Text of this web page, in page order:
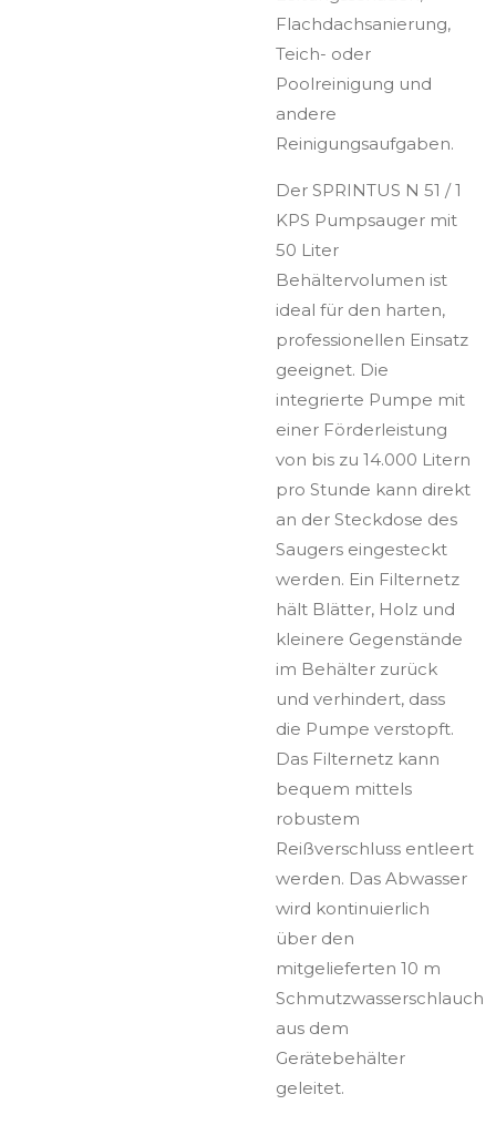
Flachdachsanierung,
Teich- oder
Poolreinigung und
andere
Reinigungsaufgaben.
Der SPRINTUS N 51 / 1
KPS Pumpsauger mit
50 Liter
Behältervolumen ist
ideal für den harten,
professionellen Einsatz
geeignet. Die
integrierte Pumpe mit
einer Förderleistung
von bis zu 14.000 Litern
pro Stunde kann direkt
an der Steckdose des
Saugers eingesteckt
werden. Ein Filternetz
hält Blätter, Holz und
kleinere Gegenstände
im Behälter zurück
und verhindert, dass
die Pumpe verstopft.
Das Filternetz kann
bequem mittels
robustem
Reißverschluss entleert
werden. Das Abwasser
wird kontinuierlich
über den
mitgelieferten 10 m
Schmutzwasserschlauch
aus dem
Gerätebehälter
geleitet.